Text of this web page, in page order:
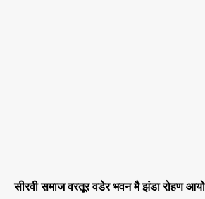
सीरवी समाज वरतूर वडेर भवन मै झंडा रोहण